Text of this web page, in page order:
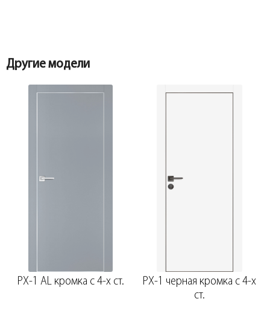
Другие модели
PX-1 AL кромка с 4-х ст.
PX-1 черная кромка с 4-х
ст.